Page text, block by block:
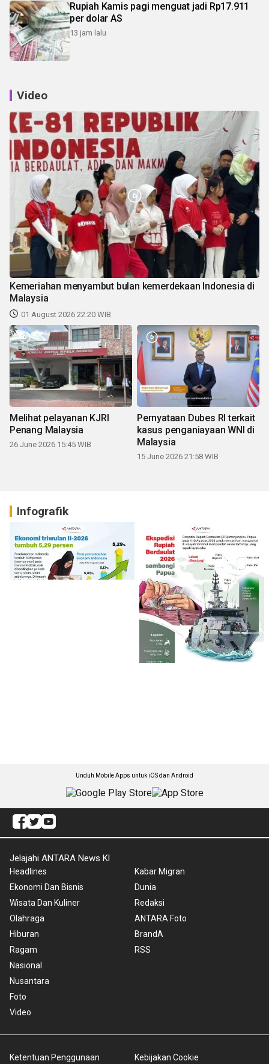
Rupiah Kamis pagi menguat jadi Rp17.911
per dolar AS
13 jam lalu
Video
Kemeriahan menyambut bulan kemerdekaan Indonesia di
Malaysia
01 August 2026 22:20 WIB
Melihat pelayanan KJRI
Penang Malaysia
26 June 2026 15:45 WIB
Pernyataan Dubes RI terkait
kasus penganiayaan WNI di
Malaysia
15 June 2026 21:58 WIB
Infografik
Unduh Mobile Apps untuk iOS dan Android
Jelajahi ANTARA News Kl
Headlines
Ekonomi Dan Bisnis
Wisata Dan Kuliner
Olahraga
Hiburan
Ragam
Nasional
Nusantara
Foto
Video
Kabar Migran
Dunia
Redaksi
ANTARA Foto
BrandA
RSS
Ketentuan Penggunaan Kebijakan Cookie